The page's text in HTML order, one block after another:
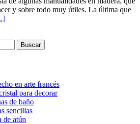
y sobre todo muy útiles. La última que
en arte francés
para decorar
de baño
sencillas
de atún